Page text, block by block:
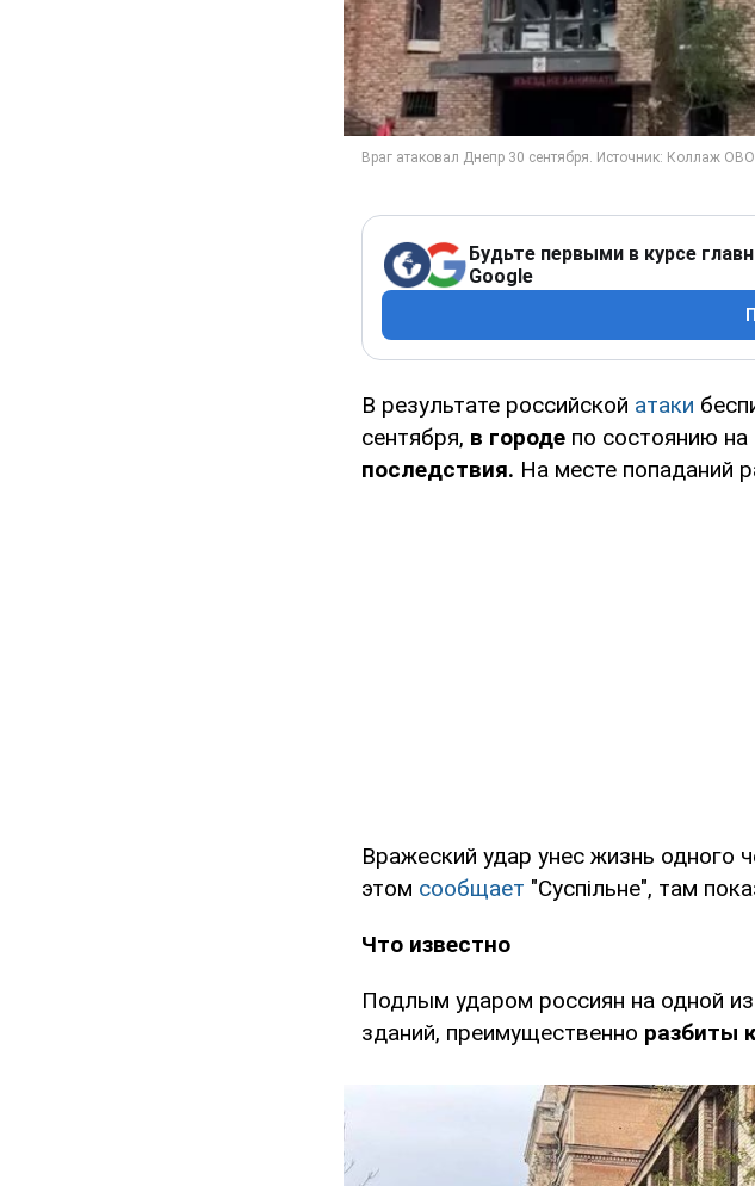
Будьте первыми в курсе
Google
В результате российской атаки
сентября, в городе по состоянию на
последствия. На месте попаданий
Вражеский удар унес жизнь одного
этом сообщает "Суспільне", там
Что известно
Подлым ударом россиян на одной
зданий, преимущественно разбиты